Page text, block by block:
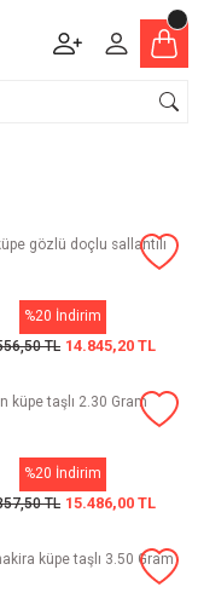
gözlü doçlu sallantılı
%20 İndirim
TL 14.845,20 TL
küpe taşlı 2.30 Gram
%20 İndirim
TL 15.486,00 TL
küpe taşlı 3.50 Gram